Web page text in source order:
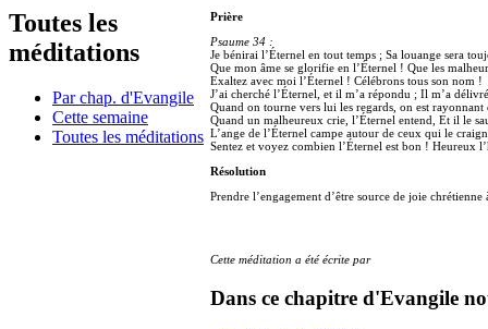
Toutes les
méditations
Par chap. d'Evangile
Cette semaine
Toutes les méditations
Prière
Psaume 34 :
Je bénirai l’Éternel en tout temps ; Sa louange sera
Que mon âme se glorifie en l’Éternel ! Que les
Exaltez avec moi l’Éternel ! Célébrons tous son nom !
J’ai cherché l’Éternel, et il m’a répondu ; Il m’a
Quand on tourne vers lui les regards, on est
Quand un malheureux crie, l’Éternel entend, Et il le
L’ange de l’Éternel campe autour de ceux qui le
Sentez et voyez combien l’Éternel est bon ! Heureux
Résolution
Prendre l’engagement d’être source de joie
Cette méditation a été écrite par
Dans ce chapitre d'Evangile